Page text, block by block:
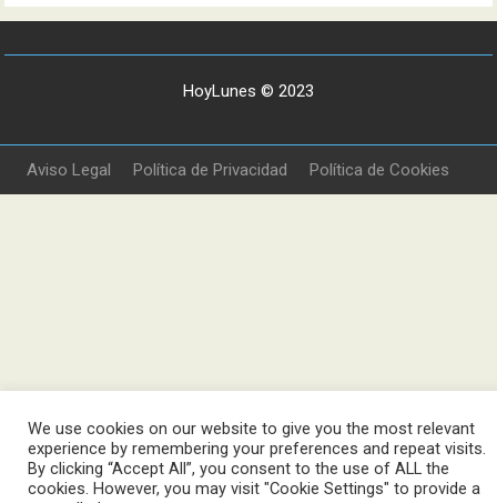
HoyLunes © 2023
We use cookies on our website to give you the most relevant
experience by remembering your preferences and repeat visits.
By clicking “Accept All”, you consent to the use of ALL the
cookies. However, you may visit "Cookie Settings" to provide a
Aviso Legal Política de Privacidad Política de Cookies